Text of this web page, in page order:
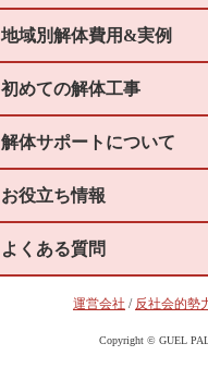
地域別解体費用&実例
初めての解体工事
解体サポートについて
お役立ち情報
よくある質問
運営会社 / 反社会的勢
Copyright © GUEL